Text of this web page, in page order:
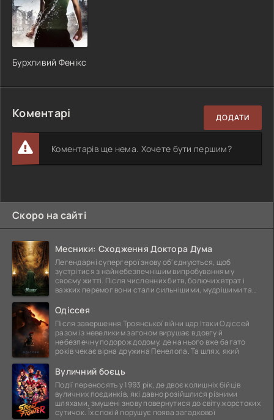
Бурхливий Фенікс
Коментарі ДОДАТИ
Коментарів ще нема. Хочете бути першим?
Скоро на сайті
Месники: Сходження Доктора Дума
Легендарні супергерої знову об'єднуються, щоб
зустрітися з найнебезпечнішим випробуванням у
своєму житті. Після численних битв, болючих втрат і
важких перемог вони стали сильнішими, мудрішими та
Одіссея
Після завершення Троянської війни цар Ітаки Одіссей
разом із невеликим загоном вирушає в довгу й
небезпечну подорож додому, де на нього вже багато
років чекає вірна дружина Пенелопа. Та шлях, який
Вуличний боєць
Події переносять у 1993 рік, де двоє колишніх бійців
вуличних поєдинків, які давно розійшлися різними
шляхами, змушені знову повернутися до світу жорстоких
сутичок. Їх спокій порушує поява загадкової